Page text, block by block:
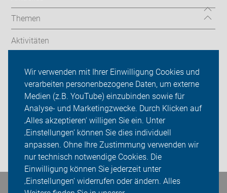
Wir verwenden mit Ihrer Einwilligung Cookies und
verarbeiten personenbezogene Daten, um externe
Medien (z.B. YouTube) einzubinden sowie für
Analyse- und Marketingzwecke. Durch Klicken auf
‚Alles akzeptieren‘ willigen Sie ein. Unter
‚Einstellungen‘ können Sie dies individuell
anpassen. Ohne Ihre Zustimmung verwenden wir
nur technisch notwendige Cookies. Die
Einwilligung können Sie jederzeit unter
‚Einstellungen‘ widerrufen oder ändern. Alles
Themen
Aktivitäten
ADFC Grafschaft Bentheim
Sei dabei
Presse
Login